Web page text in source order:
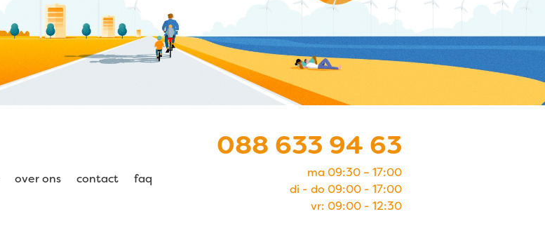
over ons contact faq
088 633 94 63
ma 09:30 – 17:00
di - do 09:00 - 17:00
vr: 09:00 - 12:30